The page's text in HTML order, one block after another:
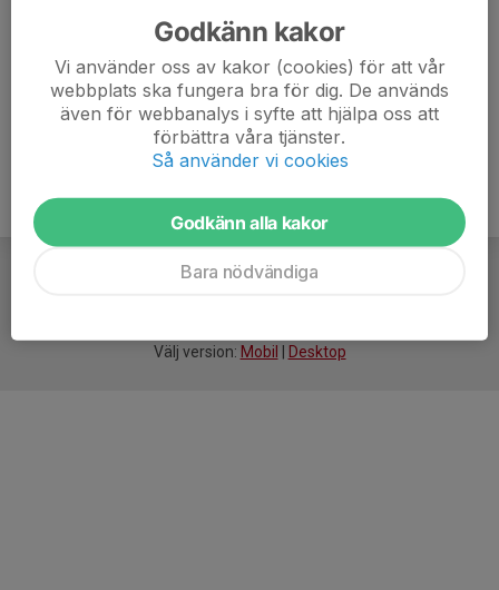
Välj version: Mobil Desktop
Godkänn kakor
Vi använder oss av kakor (cookies) för att vår
webbplats ska fungera bra för dig. De används
även för webbanalys i syfte att hjälpa oss att
förbättra våra tjänster.
Så använder vi cookies
Godkänn alla kakor
Bara nödvändiga